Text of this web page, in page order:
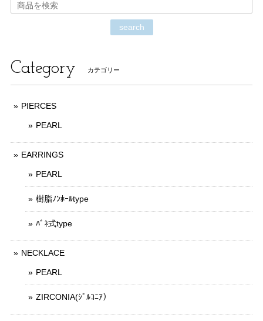
search
Category カテゴリー
PIERCES
PEARL
EARRINGS
PEARL
樹脂ﾉﾝﾎｰﾙtype
ﾊﾞﾈ式type
NECKLACE
PEARL
ZIRCONIA(ｼﾞﾙｺﾆｱ）